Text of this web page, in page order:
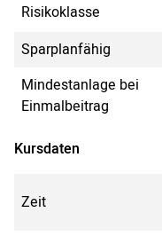
Risikoklasse
Sparplanfähig
Mindestanlage bei
Einmalbeitrag
Kursdaten
Zeit